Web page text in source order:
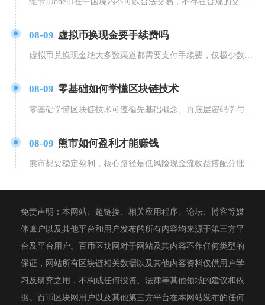
08-09 虚拟币换现金要手续费吗
08-09 零基础如何学懂区块链技术
零基础学懂区块链技术可遵循先基础概念、再底层密码学与共识机制、最后实操演练的分层学习路径，
08-09 熊市如何盈利才能赚钱
熊市想要稳定盈利，核心路径是低风险现金流收益搭配分批现货筹码积累，辅以中性对冲套利，严格控
免责声明：本网站、超链接、相关应用程序、论坛、博客等媒
体账户以及其他平台和用户发布的所有内容均来源于第三方平
台及平台用户。百币区块网对于网站及其内容不作任何类型的
保证，网站所有区块链相关数据以及其他内容资料仅供用户学
习及研究之用，不构成任何投资、法律等其他领域的建议和依
据。百币区块网用户以及其他第三方平台在本网站发布的任何